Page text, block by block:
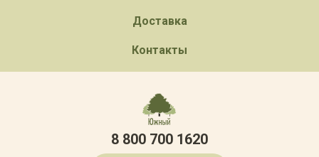
Доставка
Контакты
8 800 700 1620